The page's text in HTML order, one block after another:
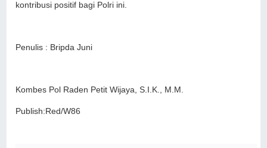
kontribusi positif bagi Polri ini.
Penulis : Bripda Juni
Kombes Pol Raden Petit Wijaya, S.I.K., M.M.
Publish:Red/W86